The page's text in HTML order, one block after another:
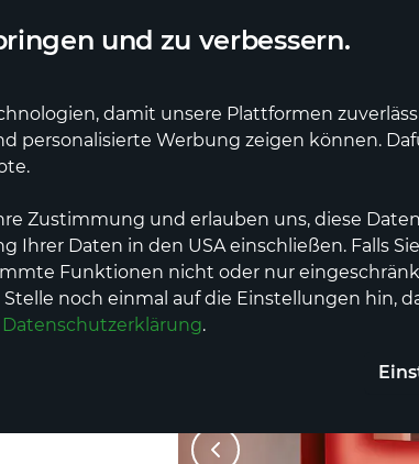
und zu verbessern.
damit unsere Plattformen
Werbung zeigen können.
Zustimmung und erlauben uns, diese
Ihrer Daten in den USA einschließen. Falls
Funktionen nicht oder nur
noch einmal auf die Einstellungen hin,
Datenschutzerklärung.
Dienstleistungen Events